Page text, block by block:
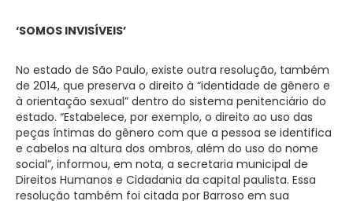
‘SOMOS INVISÍVEIS’
No estado de São Paulo, existe outra resolução, também
de 2014, que preserva o direito à “identidade de gênero e
à orientação sexual” dentro do sistema penitenciário do
estado. “Estabelece, por exemplo, o direito ao uso das
peças íntimas do gênero com que a pessoa se identifica
e cabelos na altura dos ombros, além do uso do nome
social”, informou, em nota, a secretaria municipal de
Direitos Humanos e Cidadania da capital paulista. Essa
resolução também foi citada por Barroso em sua